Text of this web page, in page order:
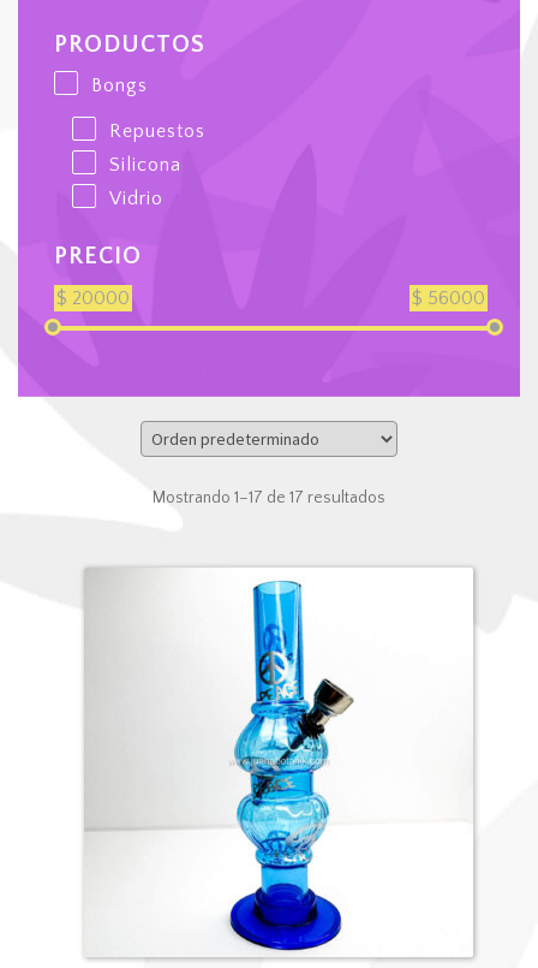
PRODUCTOS
Bongs
Repuestos
Silicona
Vidrio
PRECIO
$ 20000 $ 56000
Mostrando 1–17 de 17 resultados